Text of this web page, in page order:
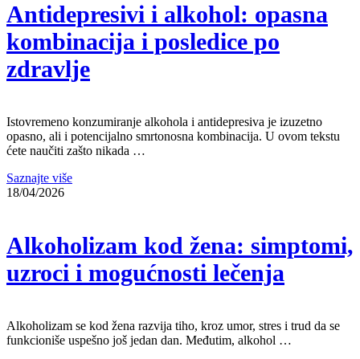
Antidepresivi i alkohol: opasna
kombinacija i posledice po
zdravlje
Istovremeno konzumiranje alkohola i antidepresiva je izuzetno
opasno, ali i potencijalno smrtonosna kombinacija. U ovom tekstu
ćete naučiti zašto nikada …
Saznajte više
18/04/2026
Alkoholizam kod žena: simptomi,
uzroci i mogućnosti lečenja
Alkoholizam se kod žena razvija tiho, kroz umor, stres i trud da se
funkcioniše uspešno još jedan dan. Međutim, alkohol …